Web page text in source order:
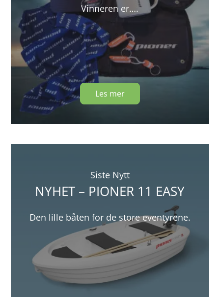
Vinneren er….
Les mer
Siste Nytt
NYHET – PIONER 11 EASY
Den lille båten for de store eventyrene.